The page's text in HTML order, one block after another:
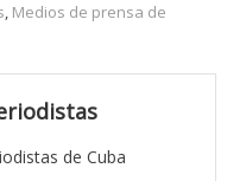
, Medios de prensa de
de Cuba